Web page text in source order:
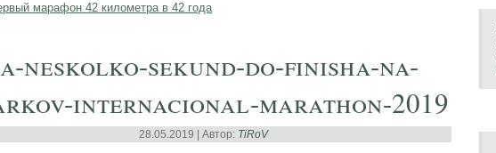
марафон 42 километра в 42 года
neskolko-sekund-do-finisha-na-
internacional-marathon-2019
28.05.2019 | Автор: TiRoV